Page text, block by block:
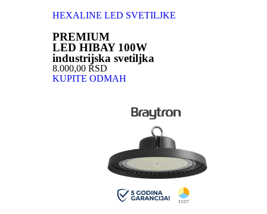
HEXALINE LED SVETILJKE
PREMIUM
LED HIBAY 100W
industrijska svetiljka
8.000,00 RSD
KUPITE ODMAH